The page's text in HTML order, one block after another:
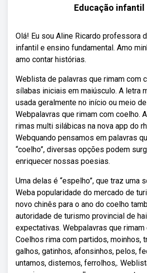
Educação infantil
Olá! Eu sou Aline Ricardo professora
infantil e ensino fundamental. Amo
amo contar histórias.
Weblista de palavras que rimam com
sílabas iniciais em maiúsculo. A letra
usada geralmente no início ou meio
Webpalavras que rimam com coelho.
rimas multi silábicas na nova app do
Webquando pensamos em palavras
“coelho”, diversas opções podem
enriquecer nossas poesias.
Uma delas é “espelho”, que traz uma
Weba popularidade do mercado de
novo chinês para o ano do coelho
autoridade de turismo provincial de
expectativas. Webpalavras que
Coelhos rima com partidos, moinhos,
galhos, gatinhos, afonsinhos, pelos,
untamos, distemos, ferrolhos,.